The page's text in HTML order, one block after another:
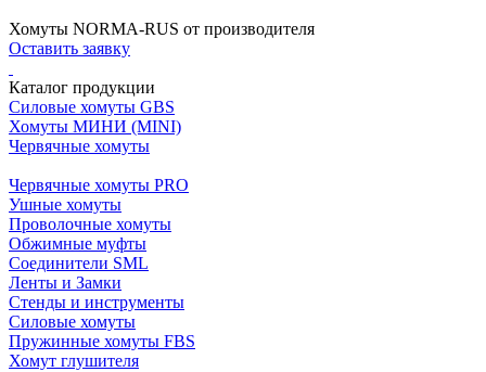
Хомуты NORMA-RUS от производителя
Оставить заявку
Каталог продукции
Силовые хомуты GBS
Хомуты МИНИ (MINI)
Червячные хомуты
Червячные хомуты PRO
Ушные хомуты
Проволочные хомуты
Обжимные муфты
Соединители SML
Ленты и Замки
Стенды и инструменты
Силовые хомуты
Пружинные хомуты FBS
Хомут глушителя